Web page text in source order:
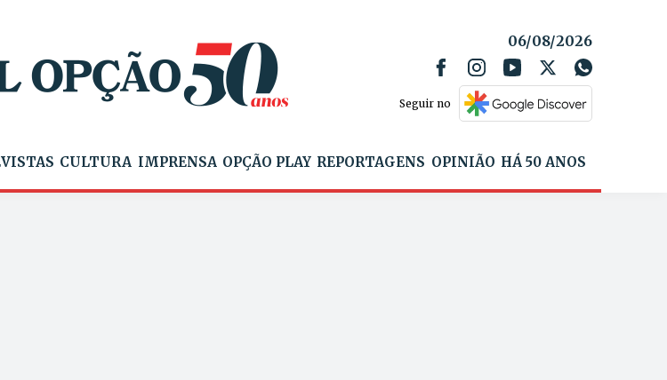
06/08/2026
Seguir no
CULTURA IMPRENSA OPÇÃO PLAY REPORTAGENS OPINIÃO HÁ 50 ANOS